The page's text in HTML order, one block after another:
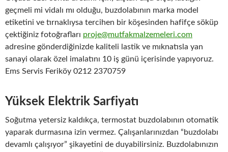
geçmeli mi vidalı mı olduğu, buzdolabının marka model
etiketini ve tırnaklıysa tercihen bir köşesinden hafifçe söküp
çektiğiniz fotoğrafları proje@mutfakmalzemeleri.com
adresine gönderdiğinizde kaliteli lastik ve mıknatısla yan
sanayi olarak özel imalatını 10 iş günü içerisinde yapıyoruz.
Ems Servis Feriköy 0212 2370759
Yüksek Elektrik Sarfiyatı
Soğutma yetersiz kaldıkça, termostat buzdolabının otomatik
yaparak durmasına izin vermez. Çalışanlarınızdan “buzdolabı
devamlı çalışıyor” şikayetini de duyabilirsiniz. Buzdolabınızın